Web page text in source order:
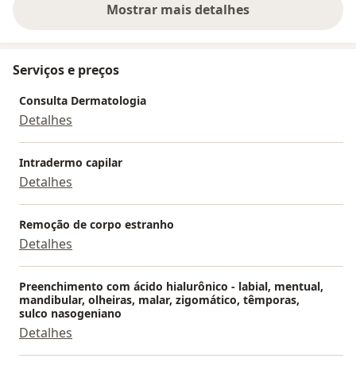
Mostrar mais detalhes
sobre a experiência
Serviços e preços
Consulta Dermatologia
Detalhes
Intradermo capilar
Detalhes
Remoção de corpo estranho
Detalhes
Preenchimento com ácido hialurônico - labial, mentual,
mandibular, olheiras, malar, zigomático, têmporas,
sulco nasogeniano
Detalhes